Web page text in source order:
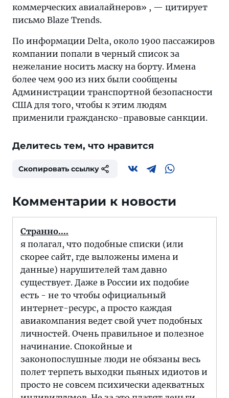
коммерческих авиалайнеров» , — цитирует
письмо Blaze Trends.
По информации Delta, около 1900 пассажиров
компании попали в черный список за
нежелание носить маску на борту. Имена
более чем 900 из них были сообщены
Администрации транспортной безопасности
США для того, чтобы к этим людям
применили гражданско-правовые санкции.
Делитесь тем, что нравится
Скопировать ссылку
Комментарии к новости
Странно....
я полагал, что подобные списки (или
скорее сайт, где выложены имена и
данные) нарушителей там давно
существует. Даже в России их подобие
есть - не то чтобы официальный
интернет-ресурс, а просто каждая
авиакомпания ведет свой учет подобных
личностей. Очень правильное и полезное
начинание. Спокойные и
законопослушные люди не обязаны весь
полет терпеть выходки пьяных идиотов и
просто не совсем психически адекватных